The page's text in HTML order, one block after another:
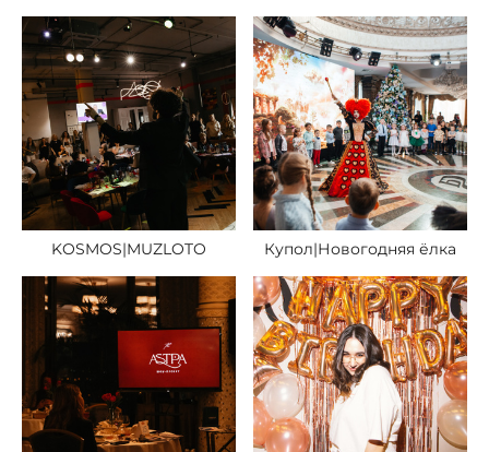
KOSMOS|MUZLOTO Купол|Новогодняя ёлка